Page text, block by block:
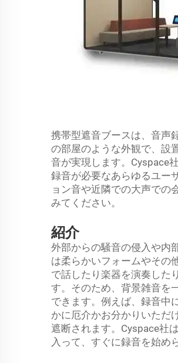
携帯型遮音ブースは、音声
の部屋のような外観で、設
音が実現します。Cyspace
録音が必要なあらゆるユー
ョン音や近隣での大声での
みてください。
紹介
外部からの騒音の侵入や内
は柔らかいフォームやその
で話したり楽器を演奏した
す。そのため、背景雑音を
できます。例えば、録音中
かに厄介かお分かりいただ
遮断されます。Cyspace社
入って、すぐに録音を始め